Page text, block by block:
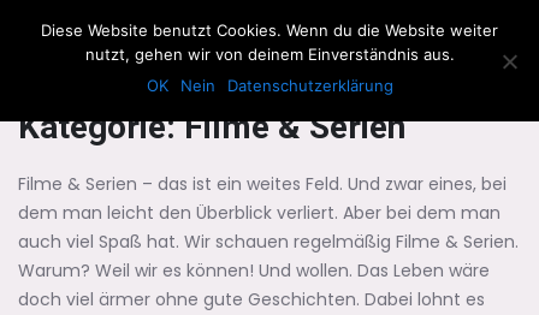
The Howling Men
Kategorie:Filme & Serien
Filme & Serien – das ist ein weites Feld. Und zwar eines, bei
dem man leicht den Überblick verliert. Aber bei dem man
auch viel Spaß hat. Wir schauen regelmäßig Filme & Serien.
Warum? Weil wir es können! Und wollen. Das Leben wäre
doch viel ärmer ohne gute Geschichten. Dabei lohnt es
Diese Website benutzt Cookies. Wenn du die Website weiter
nutzt, gehen wir von deinem Einverständnis aus.
OK
Nein Datenschutzerklärung